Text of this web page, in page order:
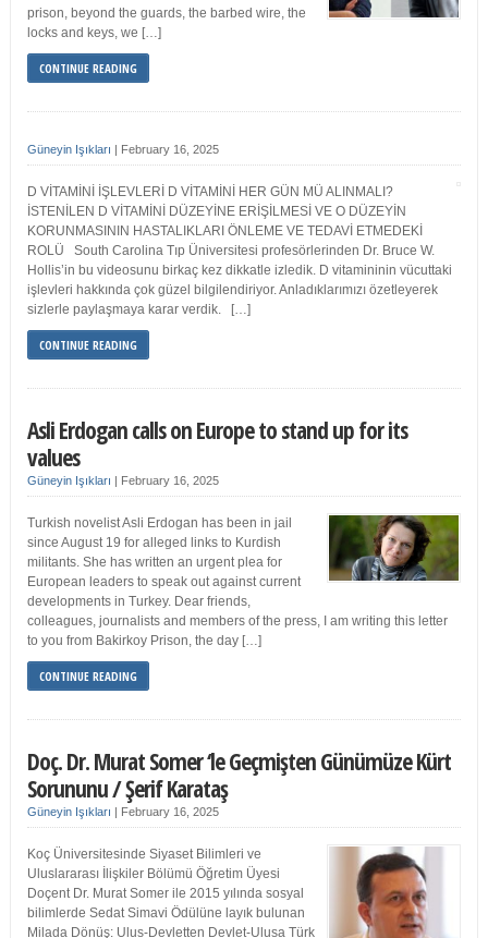
prison, beyond the guards, the barbed wire, the
locks and keys, we […]
CONTINUE READING
Güneyin Işıkları | February 16, 2025
D VİTAMİNİ İŞLEVLERİ D VİTAMİNİ HER GÜN MÜ ALINMALI?
İSTENİLEN D VİTAMİNİ DÜZEYİNE ERİŞİLMESİ VE O DÜZEYİN
KORUNMASININ HASTALIKLARI ÖNLEME VE TEDAVİ ETMEDEKİ
ROLÜ South Carolina Tıp Üniversitesi profesörlerinden Dr. Bruce W.
Hollis’in bu videosunu birkaç kez dikkatle izledik. D vitamininin vücuttaki
işlevleri hakkında çok güzel bilgilendiriyor. Anladıklarımızı özetleyerek
sizlerle paylaşmaya karar verdik. […]
CONTINUE READING
Asli Erdogan calls on Europe to stand up for its
values
Güneyin Işıkları | February 16, 2025
Turkish novelist Asli Erdogan has been in jail
since August 19 for alleged links to Kurdish
militants. She has written an urgent plea for
European leaders to speak out against current
developments in Turkey. Dear friends,
colleagues, journalists and members of the press, I am writing this letter
to you from Bakirkoy Prison, the day […]
CONTINUE READING
Doç. Dr. Murat Somer ‘le Geçmişten Günümüze Kürt
Sorununu / Şerif Karataş
Güneyin Işıkları | February 16, 2025
Koç Üniversitesinde Siyaset Bilimleri ve
Uluslararası İlişkiler Bölümü Öğretim Üyesi
Doçent Dr. Murat Somer ile 2015 yılında sosyal
bilimlerde Sedat Simavi Ödülüne layık bulunan
Milada Dönüş: Ulus-Devletten Devlet-Ulusa Türk